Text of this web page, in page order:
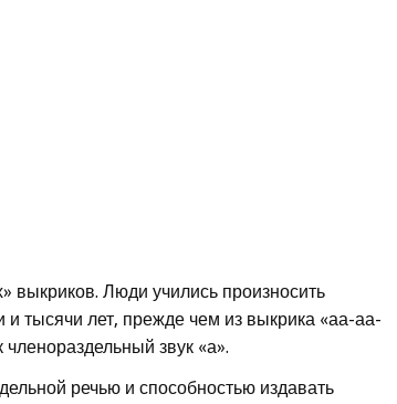
Люди учились произносить
тысячи лет, прежде чем из выкрика «аа-аа-
звук «а».
речью и способностью издавать